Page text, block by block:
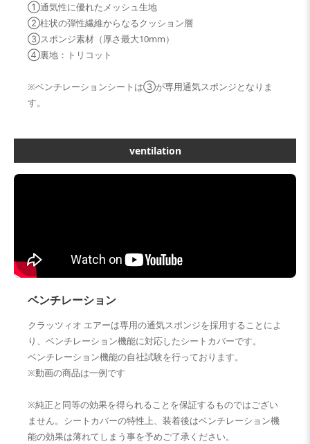
①通気性に優れたメッシュ生地
②柱状の弾性繊維からなるクッション層
③スポンジ素材（厚さ最大10mm）
④裏地：トリコット
※ベンチレーションシートは③が専用通気スポンジとなりま
す。
ventilation
ベンチレーション
クラッツィオ エアーは専用の通気スポンジを採用することによ
り、ベンチレーション機能に対応したシートカバーです。
ベンチレーション機能の自社試験を行っております。
※動画の商品は一例です
※純正と同等の効果を得られることを保証するものではござい
ません。シートカバーの特性上、装着後はベンチレーション機
能の効果は薄れてしまう事を予めご了承ください。